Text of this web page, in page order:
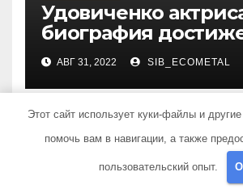
Удовиченко
биография
интересные факты
АВГ 31, 2022 SIB_ECOMETAL
Добавить
Этот сайт использует куки-файлы и
помочь вам в навигации, а также
пользовательский опыт.